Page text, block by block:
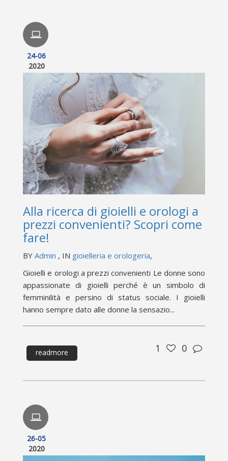
24-06
2020
Alla ricerca di gioielli e orologi a
prezzi convenienti? Scopri come
fare!
BY Admin , IN gioielleria e orologeria,
Gioielli e orologi a prezzi convenienti Le donne sono
appassionate di gioielli perché è un simbolo di
femminilità e persino di status sociale. I gioielli
hanno sempre dato alle donne la sensazio...
readmore 1 0
26-05
2020